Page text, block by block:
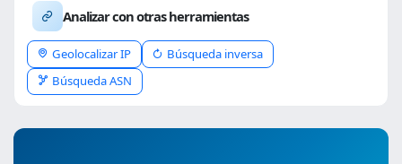
Analizar con otras herramientas
Geolocalizar IP
Búsqueda inversa
Búsqueda ASN